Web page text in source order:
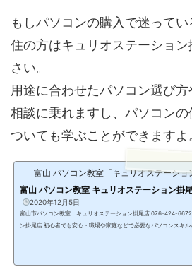
もしパソコンの購入で迷って
住の方はキュリオステーショ
さい。
用途に合わせたパソコン選び
相談に乗れますし、パソコン
ついても学ぶことができますよ
富山 パソコン教室「キュリオステーショ
富山 パソコン教室 キュリオステーション掛
2020年12月5日
富山市パソコン教室 キュリオステーション掛尾店 076-424-6672 パソコン教室 キュリオステーショ
ン掛尾店 初心者でも安心・職場や家庭などで必要なパソコンスキルが学べる少人数完全個別指導・繰り返